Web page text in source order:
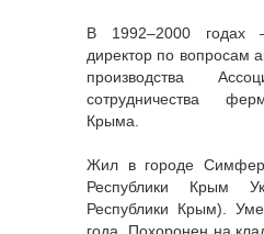
В 1992–2000 годах
директор по вопросам
производства
сотрудничества
Крыма.
Жил в городе
Республики Крым
Республики Крым).